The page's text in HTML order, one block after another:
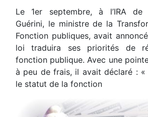
Le 1er septembre, à l’IRA de
Guérini, le ministre de la
Fonction publiques, avait
loi traduira ses priorités de
fonction publique. Avec une
à peu de frais, il avait déclaré :
le statut de la fonction